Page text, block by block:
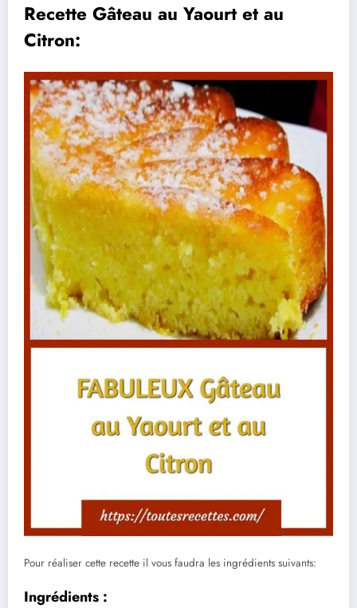
Recette Gâteau au Yaourt et au
Citron:
Pour réaliser cette recette il vous faudra les ingrédients suivants:
Ingrédients :